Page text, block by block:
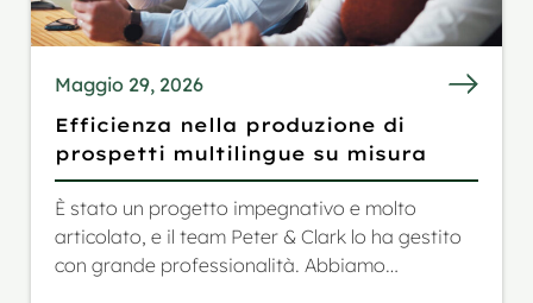
Maggio 29, 2026
Efficienza nella produzione di
prospetti multilingue su misura
È stato un progetto impegnativo e molto
articolato, e il team Peter & Clark lo ha gestito
con grande professionalità. Abbiamo